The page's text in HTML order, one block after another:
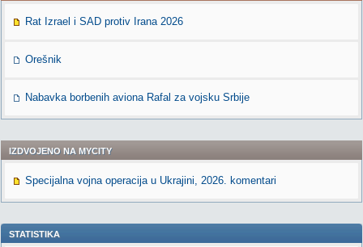
Rat Izrael i SAD protiv Irana 2026
Orešnik
Nabavka borbenih aviona Rafal za vojsku Srbije
IZDVOJENO NA MYCITY
Specijalna vojna operacija u Ukrajini, 2026. komentari
STATISTIKA